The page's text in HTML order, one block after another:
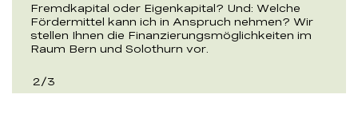
Fremdkapital oder Eigenkapital? Und: Welche
Fördermittel kann ich in Anspruch nehmen? Wir
stellen Ihnen die Finanzierungsmöglichkeiten im
Raum Bern und Solothurn vor.
2/3